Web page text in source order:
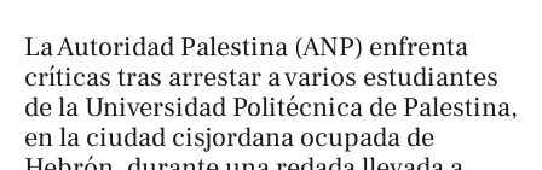
La Autoridad Palestina (ANP) enfrenta
críticas tras arrestar a varios estudiantes
de la Universidad Politécnica de Palestina,
en la ciudad cisjordana ocupada de